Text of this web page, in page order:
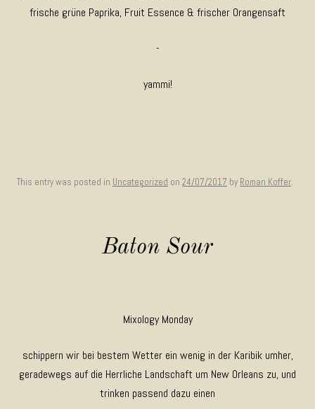
frische grüne Paprika, Fruit Essence & frischer Orangensaft
-
yammi!
This entry was posted in Uncategorized on 24/07/2017 by Roman Koffer.
Baton Sour
Mixology Monday
schippern wir bei bestem Wetter ein wenig in der Karibik umher,
geradewegs auf die Herrliche Landschaft um New Orleans zu, und
trinken passend dazu einen